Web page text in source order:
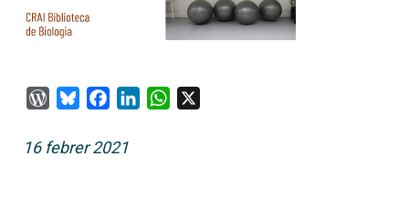
WordPress
BlueskyFacebook
LinkedInWhatsApp
16 febrer 2021